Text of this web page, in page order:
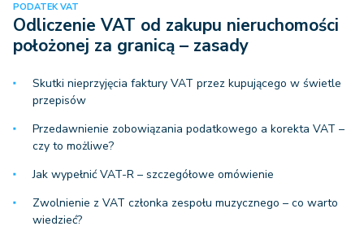
PODATEK VAT
Odliczenie VAT od zakupu nieruchomości
położonej za granicą – zasady
Skutki nieprzyjęcia faktury VAT przez kupującego w świetle
przepisów
Przedawnienie zobowiązania podatkowego a korekta VAT –
czy to możliwe?
Jak wypełnić VAT-R – szczegółowe omówienie
Zwolnienie z VAT członka zespołu muzycznego – co warto
wiedzieć?